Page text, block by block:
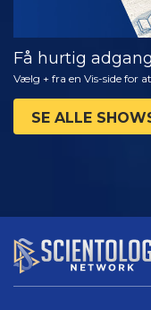
Få hurtig
Vælg + fra en Vis-side for
SE ALLE